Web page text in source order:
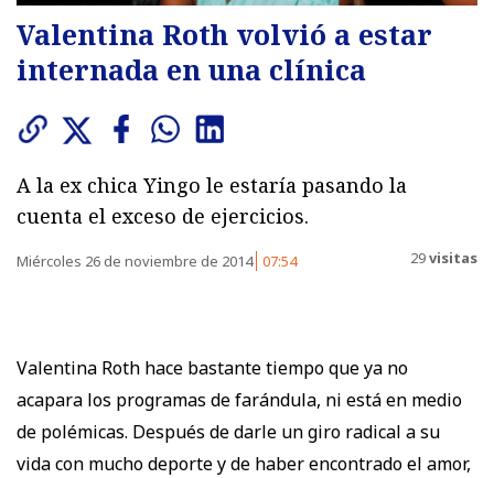
Valentina Roth volvió a estar
internada en una clínica
A la ex chica Yingo le estaría pasando la
cuenta el exceso de ejercicios.
Miércoles 26 de noviembre de 2014 07:54 29visitas
Valentina Roth hace bastante tiempo que ya no
acapara los programas de farándula, ni está en medio
de polémicas. Después de darle un giro radical a su
vida con mucho deporte y de haber encontrado el amor,